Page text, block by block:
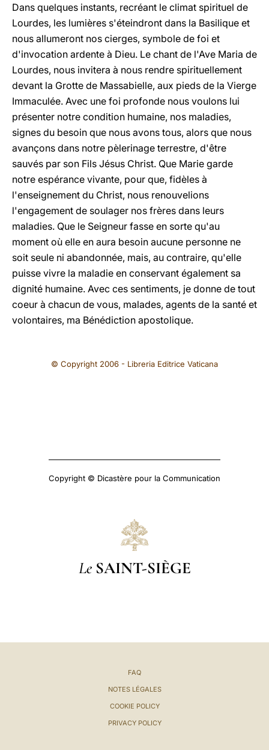
Dans quelques instants, recréant le climat spirituel de
Lourdes, les lumières s'éteindront dans la Basilique et
nous allumeront nos cierges, symbole de foi et
d'invocation ardente à Dieu. Le chant de l'Ave Maria de
Lourdes, nous invitera à nous rendre spirituellement
devant la Grotte de Massabielle, aux pieds de la Vierge
Immaculée. Avec une foi profonde nous voulons lui
présenter notre condition humaine, nos maladies,
signes du besoin que nous avons tous, alors que nous
avançons dans notre pèlerinage terrestre, d'être
sauvés par son Fils Jésus Christ. Que Marie garde
notre espérance vivante, pour que, fidèles à
l'enseignement du Christ, nous renouvelions
l'engagement de soulager nos frères dans leurs
maladies. Que le Seigneur fasse en sorte qu'au
moment où elle en aura besoin aucune personne ne
soit seule ni abandonnée, mais, au contraire, qu'elle
puisse vivre la maladie en conservant également sa
dignité humaine. Avec ces sentiments, je donne de tout
coeur à chacun de vous, malades, agents de la santé et
volontaires, ma Bénédiction apostolique.
© Copyright 2006 - Libreria Editrice Vaticana
Copyright © Dicastère pour la Communication
Le SAINT-SIÈGE
FAQ
NOTES LÉGALES
COOKIE POLICY
PRIVACY POLICY